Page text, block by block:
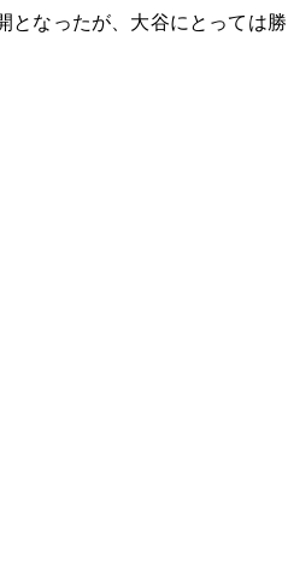
となったが、大谷にとっては勝